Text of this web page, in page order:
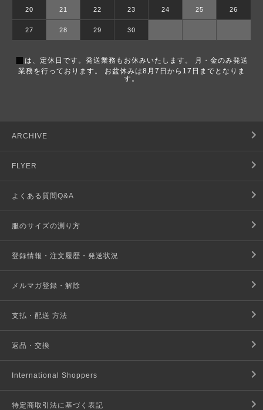
20 21 22 23 24 25 26
27 28 29 30
■ は、定休日です。発送業務もお休みいたします。 月・金のみ発送
業務を行っております。 お盆休みは8月7日から17日までとなりま
す。
ARCHIVE
FLYER
よくある質問Q&A
服のサイズの測り方
登録情報・注文履歴・発送状況
メルマガ登録・解除
支払・配送 方法
返品・交換
International Shoppers
特定商取引法に基づく表記